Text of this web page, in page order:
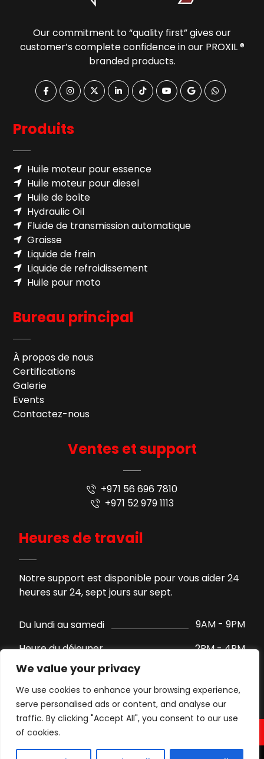
We value your privacy
We use cookies to enhance your browsing experience,
serve personalised ads or content, and analyse our
traffic. By clicking "Accept All", you consent to our use
of cookies.
Our commitment to “quality first” gives our
customer’s complete confidence in our PROXIL ®
branded products.
Produits
Huile moteur pour essence
Huile moteur pour diesel
Huile de boîte
Hydraulic Oil
Fluide de transmission automatique
Graisse
Liquide de frein
Liquide de refroidissement
Huile pour moto
Bureau principal
À propos de nous
Certifications
Galerie
Events
Contactez-nous
Ventes et support
+971 56 696 7810
+971 52 979 1113
Heures de travail
Notre support est disponible pour vous aider 24
heures sur 24, sept jours sur sept.
Du lundi au samedi
9AM - 9PM
Heure du déjeuner
2PM - 4PM
Dimanche
Support par WhatsApp